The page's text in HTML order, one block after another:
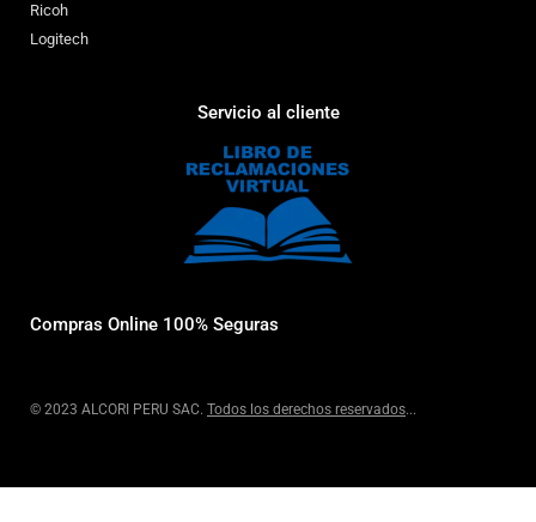
Ricoh
Logitech
Servicio al cliente
Compras Online 100% Seguras
© 2023 ALCORI PERU SAC. Todos los derechos reservados...